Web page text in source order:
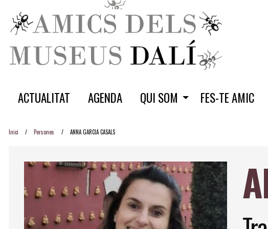
ACTUALITAT AGENDA QUI SOM FES-TE AMIC
Inici Persones ANNA GARCIA CASALS